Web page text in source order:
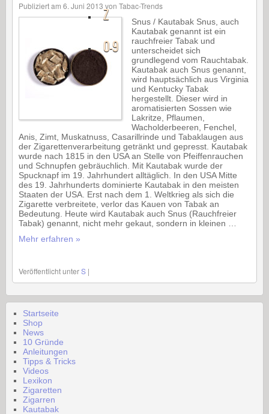
Z
0-9
Publiziert am 6. Juni 2013 von Tabac-Trends
Snus / Kautabak Snus, auch
Kautabak genannt ist ein
rauchfreier Tabak und
unterscheidet sich
grundlegend vom Rauchtabak.
Kautabak auch Snus genannt,
wird hauptsächlich aus Virginia
und Kentucky Tabak
hergestellt. Dieser wird in
aromatisierten Sossen wie
Lakritze, Pflaumen,
Wacholderbeeren, Fenchel,
Anis, Zimt, Muskatnuss, Casarillrinde und Tabaklaugen aus
der Zigarettenverarbeitung getränkt und gepresst. Kautabak
wurde nach 1815 in den USA an Stelle von Pfeiffenrauchen
und Schnupfen gebräuchlich. Mit Kautabak wurde der
Spucknapf im 19. Jahrhundert alltäglich. In den USA Mitte
des 19. Jahrhunderts dominierte Kautabak in den meisten
Staaten der USA. Erst nach dem 1. Weltkrieg als sich die
Zigarette verbreitete, verlor das Kauen von Tabak an
Bedeutung. Heute wird Kautabak auch Snus (Rauchfreier
Tabak) genannt, nicht mehr gekaut, sondern in kleinen …
Mehr erfahren »
Veröffentlicht unterS |
Startseite
Shop
News
10 Gründe
Anleitungen
Tipps & Tricks
Videos
Lexikon
Zigaretten
Zigarren
Kautabak